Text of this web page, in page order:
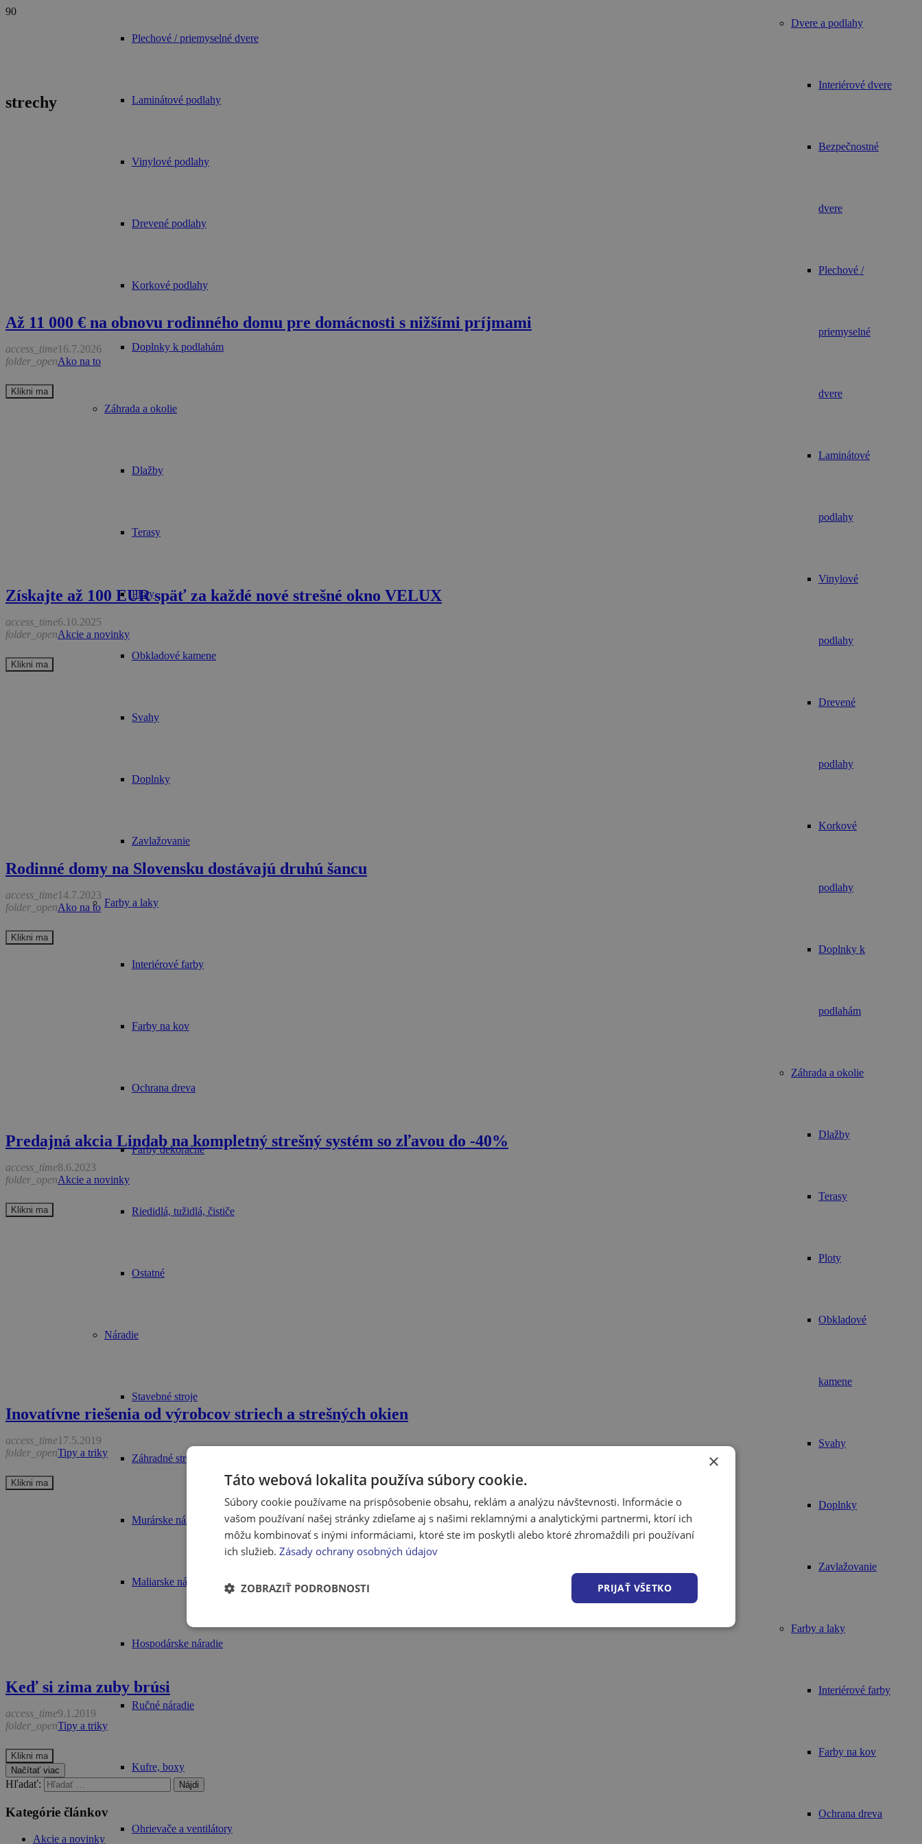
Plechové / priemyselné dvere
Laminátové podlahy
Vinylové podlahy
Drevené podlahy
Korkové podlahy
Doplnky k podlahám
Záhrada a okolie
Dlažby
Terasy
Ploty
Obkladové kamene
Svahy
Doplnky
Zavlažovanie
Farby a laky
Interiérové farby
Farby na kov
Ochrana dreva
Farby dekoračné
Riedidlá, tužidlá, čističe
Ostatné
Náradie
Stavebné stroje
Záhradné stroje
Murárske náradie
Maliarske náradie
Hospodárske náradie
Ručné náradie
Kufre, boxy
Ohrievače a ventilátory
Dvere a podlahy
Interiérové dvere
Bezpečnostné
dvere
Plechové /
priemyselné
dvere
Laminátové
podlahy
Vinylové
podlahy
Drevené
podlahy
Korkové
podlahy
Doplnky k
podlahám
Záhrada a okolie
Dlažby
Terasy
Ploty
Obkladové
kamene
Svahy
Doplnky
Zavlažovanie
Farby a laky
Interiérové farby
Farby na kov
Ochrana dreva
strechy
Až 11 000 € na obnovu rodinného domu pre domácnosti s nižšími príjmami
access_time16.7.2026
folder_openAko na to
Klikni ma
Získajte až 100 EUR späť za každé nové strešné okno VELUX
access_time6.10.2025
folder_openAkcie a novinky
Klikni ma
Rodinné domy na Slovensku dostávajú druhú šancu
access_time14.7.2023
folder_openAko na to
Klikni ma
Predajná akcia Lindab na kompletný strešný systém so zľavou do -40%
access_time8.6.2023
folder_openAkcie a novinky
Klikni ma
Inovatívne riešenia od výrobcov striech a strešných okien
access_time17.5.2019
folder_openTipy a triky
Klikni ma
Keď si zima zuby brúsi
access_time9.1.2019
folder_openTipy a triky
Klikni ma
Načítať viac
Hľadať:
Kategórie článkov
Akcie a novinky
×
Táto webová lokalita používa súbory cookie.
Súbory cookie používame na prispôsobenie obsahu, reklám a analýzu návštevnosti. Informácie o
vašom používaní našej stránky zdieľame aj s našimi reklamnými a analytickými partnermi, ktorí ich
môžu kombinovať s inými informáciami, ktoré ste im poskytli alebo ktoré zhromaždili pri používaní
ich služieb. Zásady ochrany osobných údajov
PRIJAŤ VŠETKO
ZOBRAZIŤ PODROBNOSTI